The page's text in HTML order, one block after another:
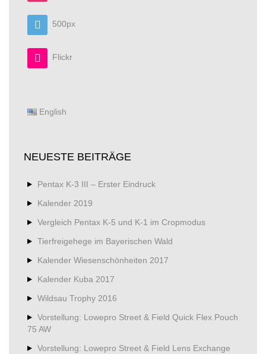
500px
Flickr
English
NEUESTE BEITRÄGE
Pentax K-3 III – Erster Eindruck
Kalender 2019
Vergleich Pentax K-5 und K-1 im Cropmodus
Tierfreigehege im Bayerischen Wald
Kalender Wiesenschönheiten 2017
Kalender Kuba 2017
Wildsau Trophy 2016
Vorstellung: Lowepro Street & Field Quick Flex Pouch
75 AW
Vorstellung: Lowepro Street & Field Lens Exchange